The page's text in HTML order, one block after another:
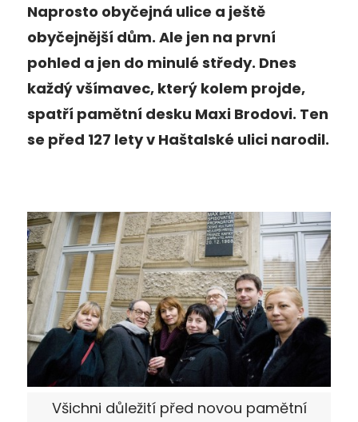
Naprosto obyčejná ulice a ještě
obyčejnější dům. Ale jen na první
pohled a jen do minulé středy. Dnes
každý všímavec, který kolem projde,
spatří pamětní desku Maxi Brodovi. Ten
se před 127 lety v Haštalské ulici narodil.
Všichni důležití před novou pamětní